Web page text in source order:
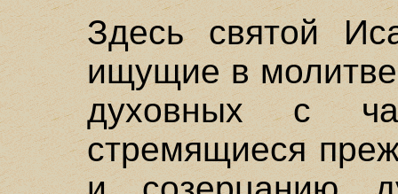
Здесь святой
ищущие в
духовных с
стремящиеся